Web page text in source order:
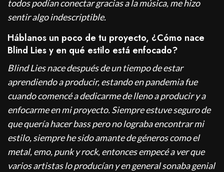
todos podían conectar gracias a la música, me hizo
sentir algo indescriptible.
Háblanos un poco de tu proyecto, ¿Cómo nace
Blind Lies y en qué estilo está enfocado?
Blind Lies nace después de un tiempo de estar
aprendiendo a producir, estando en pandemia fue
cuando comencé a dedicarme de lleno a producir y a
enfocarme en mi proyecto. Siempre estuve seguro de
que quería hacer bass pero no lograba encontrar mi
estilo, siempre he sido amante de géneros como el
metal, emo, punk y rock, entonces empecé a ver que
varios artistas lo producían y en general sonaba genial